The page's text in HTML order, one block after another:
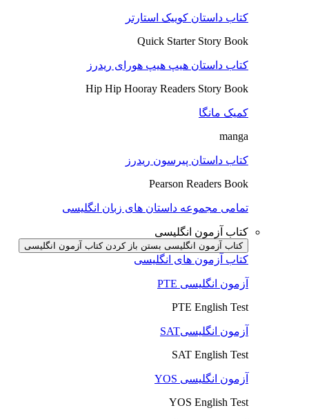
کتاب داستان کوییک استارتر
Quick Starter Story Book
کتاب داستان هیپ هیپ هورای ریدرز
Hip Hip Hooray Readers Story Book
کمیک مانگا
manga
کتاب داستان پیرسون ریدرز
Pearson Readers Book
تمامی مجموعه داستان های زبان انگلیسی
کتاب آزمون انگلیسی
کتاب آزمون انگلیسی بستن باز کردن کتاب آزمون انگلیسی
کتاب آزمون های انگلیسی
آزمون انگلیسی PTE
PTE English Test
آزمون انگلیسیSAT
SAT English Test
آزمون انگلیسی YOS
YOS English Test